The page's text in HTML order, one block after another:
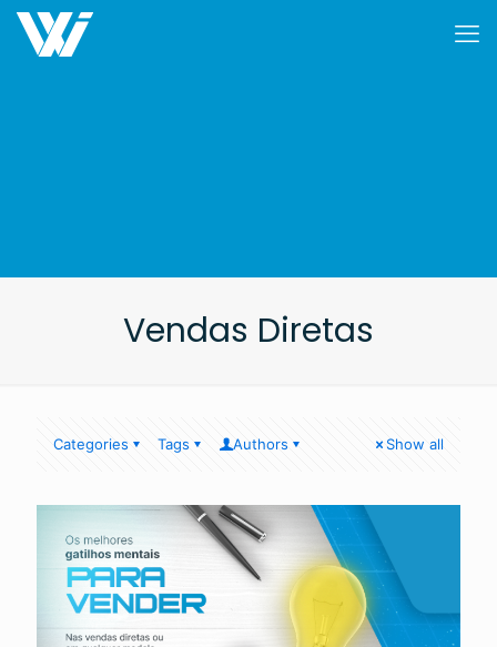
Vendas Diretas
Categories Tags Authors Show all